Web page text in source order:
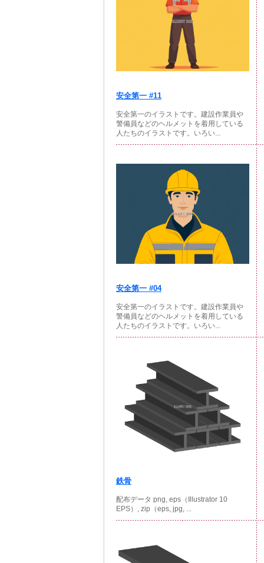
安全第一 #11
安全第一のイラストです。建設作業員や
警備員などのヘルメットを着用している
人たちのイラストです。いろい...
安全第一 #04
安全第一のイラストです。建設作業員や
警備員などのヘルメットを着用している
人たちのイラストです。いろい...
鉄骨
配布データ png, eps（Illustrator 10
EPS）, zip（eps, jpg, ...